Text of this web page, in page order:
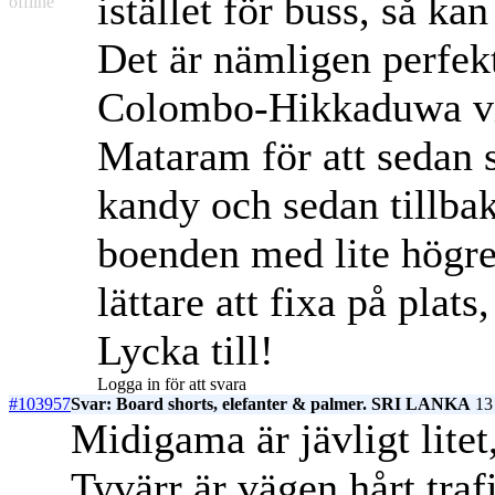
istället för buss, så
Det är nämligen
Colombo-Hikkaduwa
Mataram för att
kandy och sedan
boenden med lite
lättare att fixa på
Lycka till!
Logga in för att svara
#103957Svar: Board shorts, elefanter & palmer. SRI LANKA
Midigama är jävligt litet,